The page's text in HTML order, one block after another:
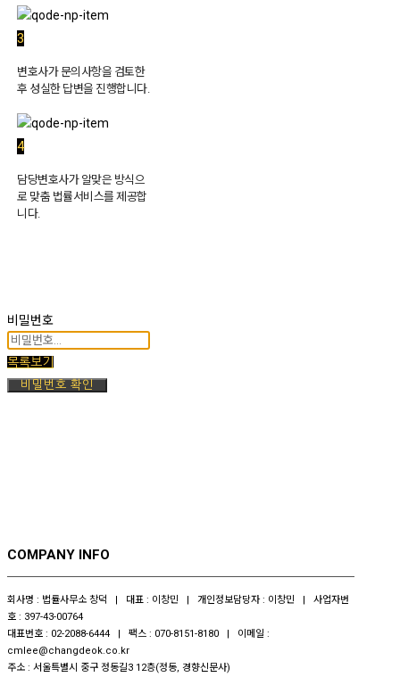
3
변호사가 문의사항을 검토한
후 성실한 답변을 진행합니다.
4
담당변호사가 알맞은 방식으
로 맞춤 법률서비스를 제공합
니다.
비밀번호
목록보기
비밀번호 확인
COMPANY INFO
회사명 : 법률사무소 창덕 | 대표 : 이창민 | 개인정보담당자 : 이창민 | 사업자번
호 : 397-43-00764
대표번호 : 02-2088-6444 | 팩스 : 070-8151-8180 | 이메일 :
cmlee@changdeok.co.kr
주소 : 서울특별시 중구 정동길3 12층(정동, 경향신문사)